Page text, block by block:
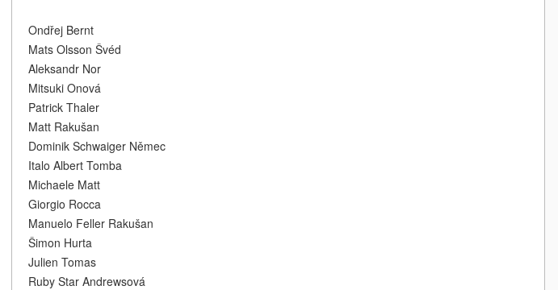
Ondřej Bernt
Mats Olsson Švéd
Aleksandr Nor
Mitsuki Onová
Patrick Thaler
Matt Rakušan
Dominik Schwaiger Němec
Italo Albert Tomba
Michaele Matt
Giorgio Rocca
Manuelo Feller Rakušan
Šimon Hurta
Julien Tomas
Ruby Star Andrewsová